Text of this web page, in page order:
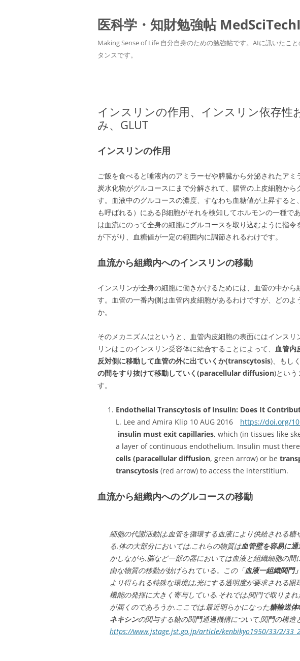
医科学・知財勉強帖
Making Sense of Life 自分自身のための勉強帖です。AIに訊いたこ
タンスです。
インスリンの作用、インスリン依存性
み、GLUT
インスリンの作用
ご飯を食べると唾液内のアミラーゼや膵臓から分泌されたア
炭水化物がグルコースにまで分解されて、腸管の上皮細胞から
す。血液中のグルコースの濃度、すなわち血糖値が上昇すると
も呼ばれる）にあるβ細胞がそれを検知してホルモンの一種で
は血流にのって全身の細胞にグルコースを取り込むように指
が下がり、血糖値が一定の範囲内に調節されるわけです。
血流から組織内へのインスリンの移動
インスリンが全身の細胞に働きかけるためには、血管の中から
す。血管の一番内側は血管内皮細胞があるわけですが、どのよ
か。
そのメカニズムはというと、血管内皮細胞の表面にはインス
リンはこのインスリン受容体に結合することによって、 血管内
反対側に移動して血管の外に出ていくか(transcytosis)、もしく
の間をすり抜けて移動していく(paracellular diffusion)という
す。
Endothelial Transcytosis of Insulin: Does It
L. Lee and Amira Klip 10 AUG 2016 https://doi.org/
insulin must exit capillaries, which (in tissues like
a layer of continuous endothelium. Insulin must
cells (paracellular diffusion, green arrow) or be
transcytosis (red arrow) to access the interstitium.
血流から組織内へのグルコースの移動
細胞の代謝活動は,血管を循環する血液により供給される
る.体の大部分においては,これらの物質は血管壁を容易に
かしながら,脳など一部の器においては血液と組織細胞の間
由な物質の移動が妨げられている。この「血液一組織関門」
より得られる特殊な環境は,光にする透明度が要求される
機能の発揮に大きく寄与している.それでは,関門で取りま
が届くのであろうか.ここでは,最近明らかになった糖輸送体
ネキシンの関与する糖の関門通過機構について,関門の構造
https://www.jstage.jst.go.jp/article/kenbikyo1950/33/2/